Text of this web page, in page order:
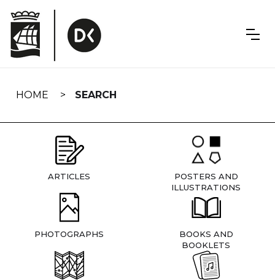
navigation
HOME SEARCH
ARTICLES
POSTERS AND
ILLUSTRATIONS
PHOTOGRAPHS
BOOKS AND
BOOKLETS